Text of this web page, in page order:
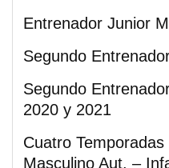
Entrenador Junior
Segundo
Segundo
2020 y 2021
Cuatro
Masculino Aut. –